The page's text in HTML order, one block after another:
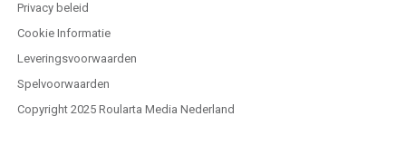
Privacy beleid
Cookie Informatie
Leveringsvoorwaarden
Spelvoorwaarden
Copyright 2025 Roularta Media Nederland